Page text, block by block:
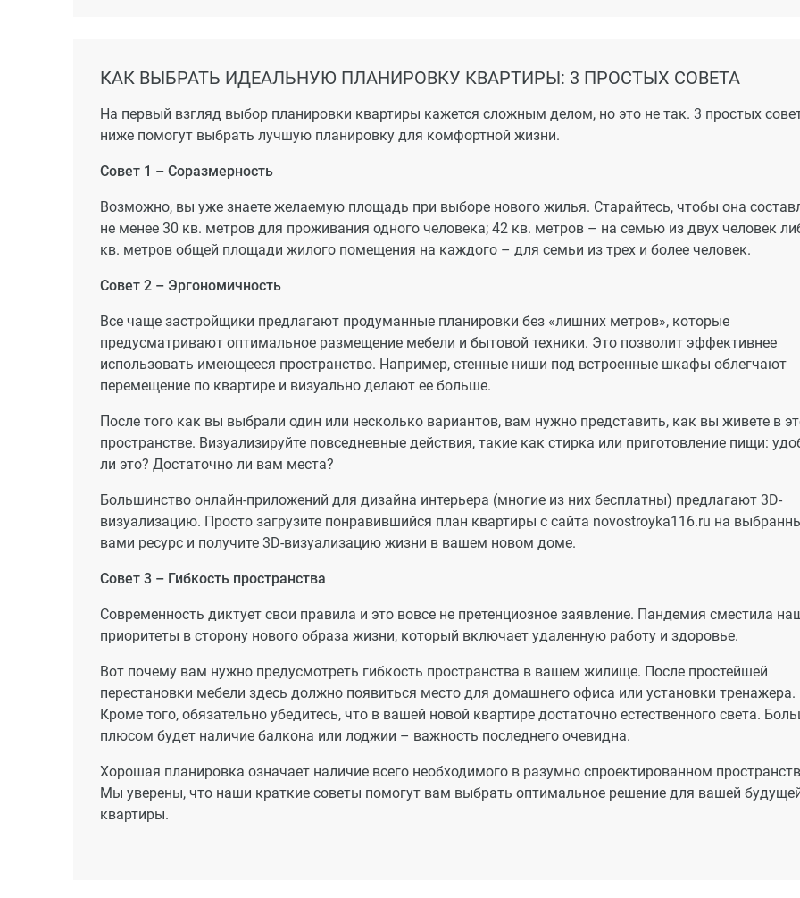
КАК ВЫБРАТЬ ИДЕАЛЬНУЮ ПЛАНИРОВКУ КВАРТИРЫ: 3 ПРОСТЫХ СОВЕТА
На первый взгляд выбор планировки квартиры кажется сложным делом, но это не так. 3 простых
ниже помогут выбрать лучшую планировку для комфортной жизни.
Совет 1 – Соразмерность
Возможно, вы уже знаете желаемую площадь при выборе нового жилья. Старайтесь, чтобы она
не менее 30 кв. метров для проживания одного человека; 42 кв. метров – на семью из двух человек
кв. метров общей площади жилого помещения на каждого – для семьи из трех и более человек.
Совет 2 – Эргономичность
Все чаще застройщики предлагают продуманные планировки без «лишних метров», которые
предусматривают оптимальное размещение мебели и бытовой техники. Это позволит эффективнее
использовать имеющееся пространство. Например, стенные ниши под встроенные шкафы облегчают
перемещение по квартире и визуально делают ее больше.
После того как вы выбрали один или несколько вариантов, вам нужно представить, как вы живете в
пространстве. Визуализируйте повседневные действия, такие как стирка или приготовление пищи:
ли это? Достаточно ли вам места?
Большинство онлайн-приложений для дизайна интерьера (многие из них бесплатны) предлагают 3D-
визуализацию. Просто загрузите понравившийся план квартиры с сайта novostroyka116.ru на
вами ресурс и получите 3D-визуализацию жизни в вашем новом доме.
Совет 3 – Гибкость пространства
Современность диктует свои правила и это вовсе не претенциозное заявление. Пандемия сместила
приоритеты в сторону нового образа жизни, который включает удаленную работу и здоровье.
Вот почему вам нужно предусмотреть гибкость пространства в вашем жилище. После простейшей
перестановки мебели здесь должно появиться место для домашнего офиса или установки тренажера.
Кроме того, обязательно убедитесь, что в вашей новой квартире достаточно естественного света.
плюсом будет наличие балкона или лоджии – важность последнего очевидна.
Хорошая планировка означает наличие всего необходимого в разумно спроектированном
Мы уверены, что наши краткие советы помогут вам выбрать оптимальное решение для вашей
квартиры.